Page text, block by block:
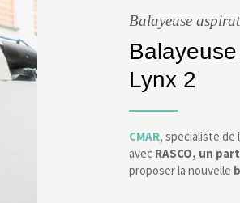
Balayeuse
Lynx 2
CMAR, specialiste de
avec RASCO, un
proposer la nouvelle